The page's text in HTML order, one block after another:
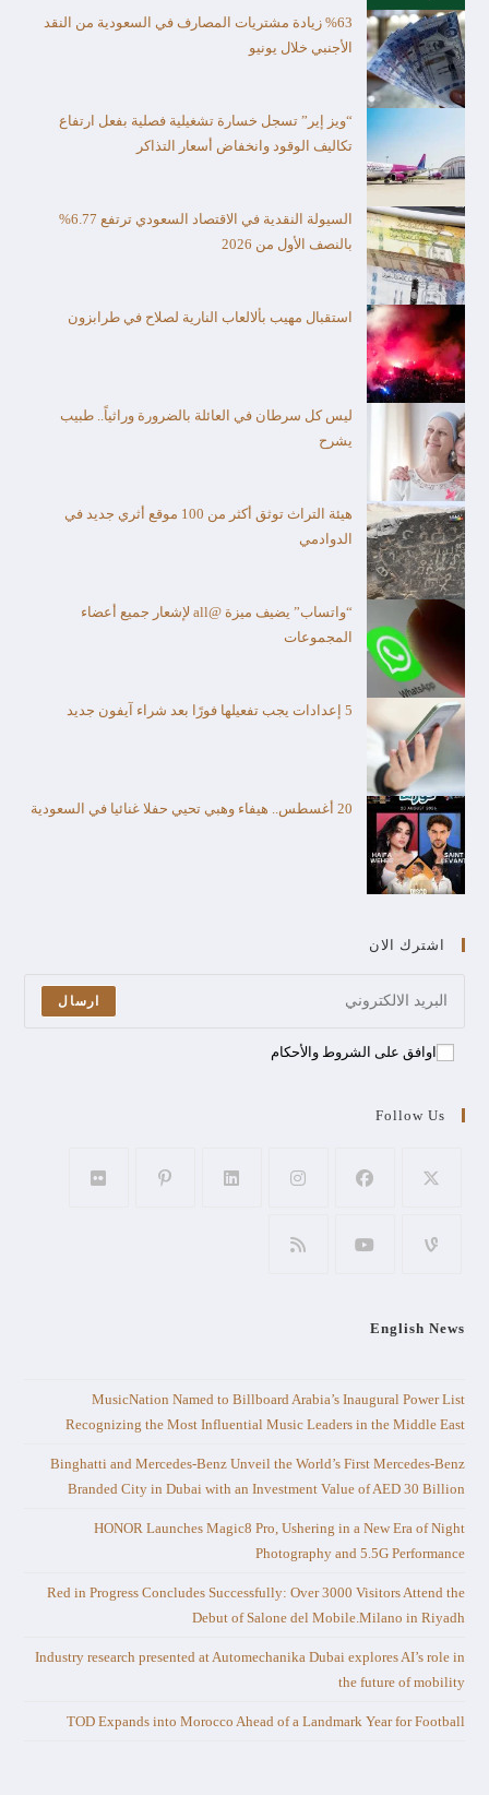
%63 زيادة مشتريات المصارف في السعودية من النقد
الأجنبي خلال يونيو
“ويز إير” تسجل خسارة تشغيلية فصلية بفعل ارتفاع
تكاليف الوقود وانخفاض أسعار التذاكر
السيولة النقدية في الاقتصاد السعودي ترتفع 6.77%
بالنصف الأول من 2026
استقبال مهيب بألالعاب النارية لصلاح في طرابزون
ليس كل سرطان في العائلة بالضرورة وراثياً.. طبيب
يشرح
هيئة التراث توثق أكثر من 100 موقع أثري جديد في
الدوادمي
“واتساب” يضيف ميزة @all لإشعار جميع أعضاء
المجموعات
5 إعدادات يجب تفعيلها فورًا بعد شراء آيفون جديد
20 أغسطس.. هيفاء وهبي تحيي حفلا غنائيا في السعودية
اشترك الان
ارسال
اوافق على الشروط والأحكام
Follow Us
English News
MusicNation Named to Billboard Arabia’s Inaugural Power List
Recognizing the Most Influential Music Leaders in the Middle East
Binghatti and Mercedes-Benz Unveil the World’s First Mercedes-Benz
Branded City in Dubai with an Investment Value of AED 30 Billion
HONOR Launches Magic8 Pro, Ushering in a New Era of Night
Photography and 5.5G Performance
Red in Progress Concludes Successfully: Over 3000 Visitors Attend the
Debut of Salone del Mobile.Milano in Riyadh
Industry research presented at Automechanika Dubai explores AI’s role in
the future of mobility
TOD Expands into Morocco Ahead of a Landmark Year for Football